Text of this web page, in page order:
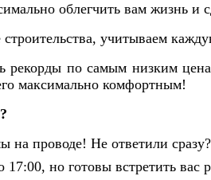
облегчить вам жизнь и
учитываем
рекорды по самым низким
максимально комфортным!
на проводе! Не ответили
17:00, но готовы встретить